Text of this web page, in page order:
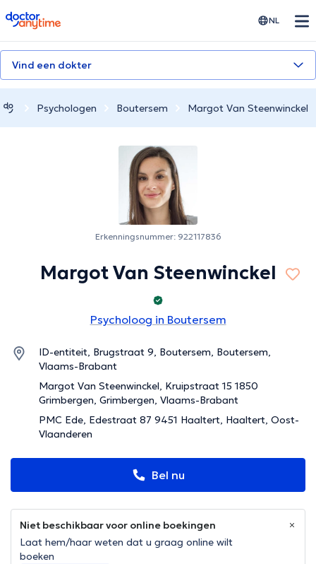
doctoranytime NL
Vind een dokter
Psychologen Boutersem Margot Van Steenwinckel
Erkenningsnummer: 922117836
Margot Van Steenwinckel
Psycholoog in Boutersem
ID-entiteit, Brugstraat 9, Boutersem, Boutersem,
Vlaams-Brabant
Margot Van Steenwinckel, Kruipstraat 15 1850
Grimbergen, Grimbergen, Vlaams-Brabant
PMC Ede, Edestraat 87 9451 Haaltert, Haaltert, Oost-
Vlaanderen
Bel nu
Niet beschikbaar voor online boekingen
Laat hem/haar weten dat u graag online wilt
boeken